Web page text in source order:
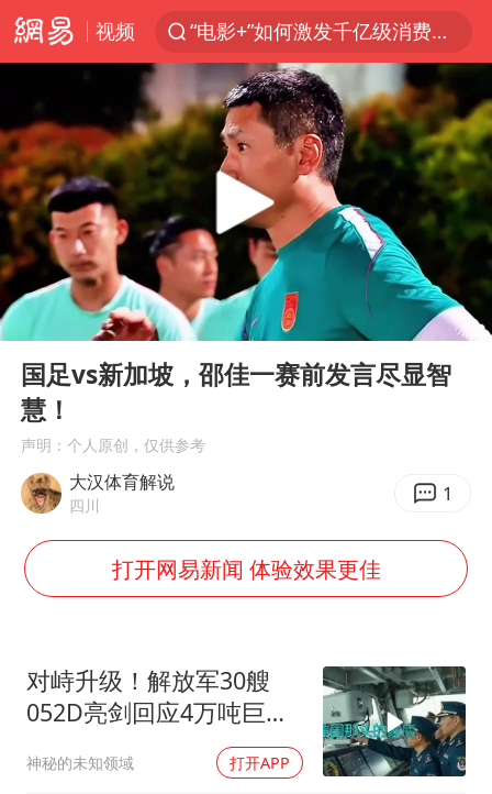
视频
“电影+”如何激发千亿级消费新活力？
东航新规：提前14天可免费退改签
日本试射“战斧”导弹，国防部回应
台风白海豚中心风力增强
向鹏0-3不敌张本智和
四川宜宾高县4.9级地震致1死
百花奖开幕式
“新疆阿勒泰八月能滑雪”不实
刘国正说向鹏打得很窝囊
我国外贸延续良好增长态势
广东雷州通报特教老师招聘违规事件
两名乘客在飞机上因调节座椅起冲突
国防部：中国军队坚决反制任何闹海挑衅图谋
今日立秋你咬秋了吗
“今天得有40℃了吧 为啥还不预警”
夯实基础开新局
Play
00:00 00:29
国足vs新加坡，邵佳一赛前发言尽显智
慧！
声明：个人原创，仅供参考
大汉体育解说
四川 1
打开网易新闻 体验效果更佳
对峙升级！解放军30艘
052D亮剑回应4万吨巨舰
神秘的未知领域 打开APP